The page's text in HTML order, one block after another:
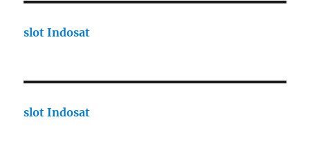
slot Indosat
slot Indosat